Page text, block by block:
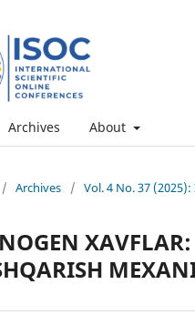
Archives About
/ Archives / Vol. 4 No. 37 (2025):